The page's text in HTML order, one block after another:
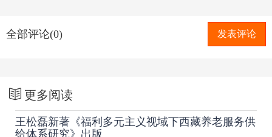
全部评论(0) 发表评论
更多阅读
王松磊新著《福利多元主义视域下西藏养老服务供
给体系研究》出版